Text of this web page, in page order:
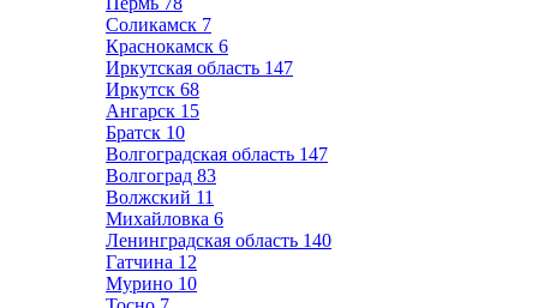
Соликамск 7
Краснокамск 6
Иркутская область 147
Иркутск 68
Ангарск 15
Братск 10
Волгоградская область 147
Волгоград 83
Волжский 11
Михайловка 6
Ленинградская область 140
Гатчина 12
Мурино 10